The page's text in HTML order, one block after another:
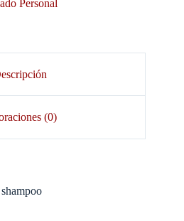
Personal
(0)